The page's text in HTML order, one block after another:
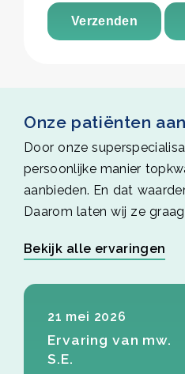
Verzenden
Onze patiënten
Door onze
persoonlijke manier
aanbieden. En dat
Daarom laten wij ze
Bekijk alle ervaringen
21 mei 2026
Ervaring van mw.
S.E.